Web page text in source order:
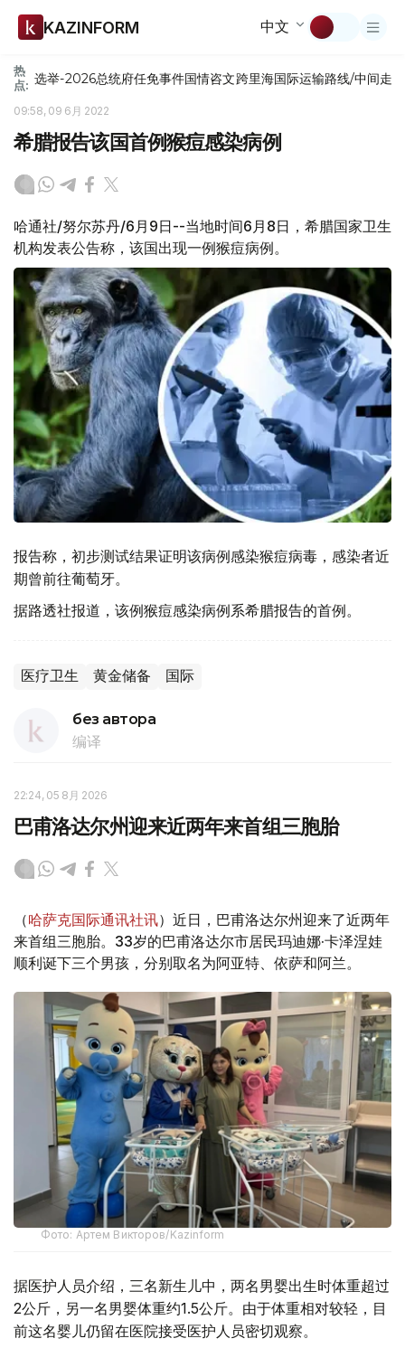
KAZINFORM 中文
热
点: 选举-2026总统府任免事件国情咨文跨里海国际运输路线/中间走廊
09:58, 09 6月 2022
希腊报告该国首例猴痘感染病例
哈通社/努尔苏丹/6月9日--当地时间6月8日，希腊国家卫生
机构发表公告称，该国出现一例猴痘病例。
报告称，初步测试结果证明该病例感染猴痘病毒，感染者近
期曾前往葡萄牙。
据路透社报道，该例猴痘感染病例系希腊报告的首例。
医疗卫生 黄金储备 国际
без автора
编译
22:24, 05 8月 2026
巴甫洛达尔州迎来近两年来首组三胞胎
（哈萨克国际通讯社讯）近日，巴甫洛达尔州迎来了近两年
来首组三胞胎。33岁的巴甫洛达尔市居民玛迪娜·卡泽涅娃
顺利诞下三个男孩，分别取名为阿亚特、依萨和阿兰。
Фото: Артем Викторов/Kazinform
据医护人员介绍，三名新生儿中，两名男婴出生时体重超过
2公斤，另一名男婴体重约1.5公斤。由于体重相对较轻，目
前这名婴儿仍留在医院接受医护人员密切观察。